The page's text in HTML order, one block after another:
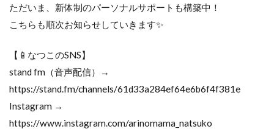
ただいま、新体制のパーソナルサポートも構築中！
こちらも順次お知らせしていきます✨
【📱なつこのSNS】
stand fm（音声配信）→
https://stand.fm/channels/61d33a284ef64e6b6f4f381e
Instagram →
https://www.instagram.com/arinomama_natsuko